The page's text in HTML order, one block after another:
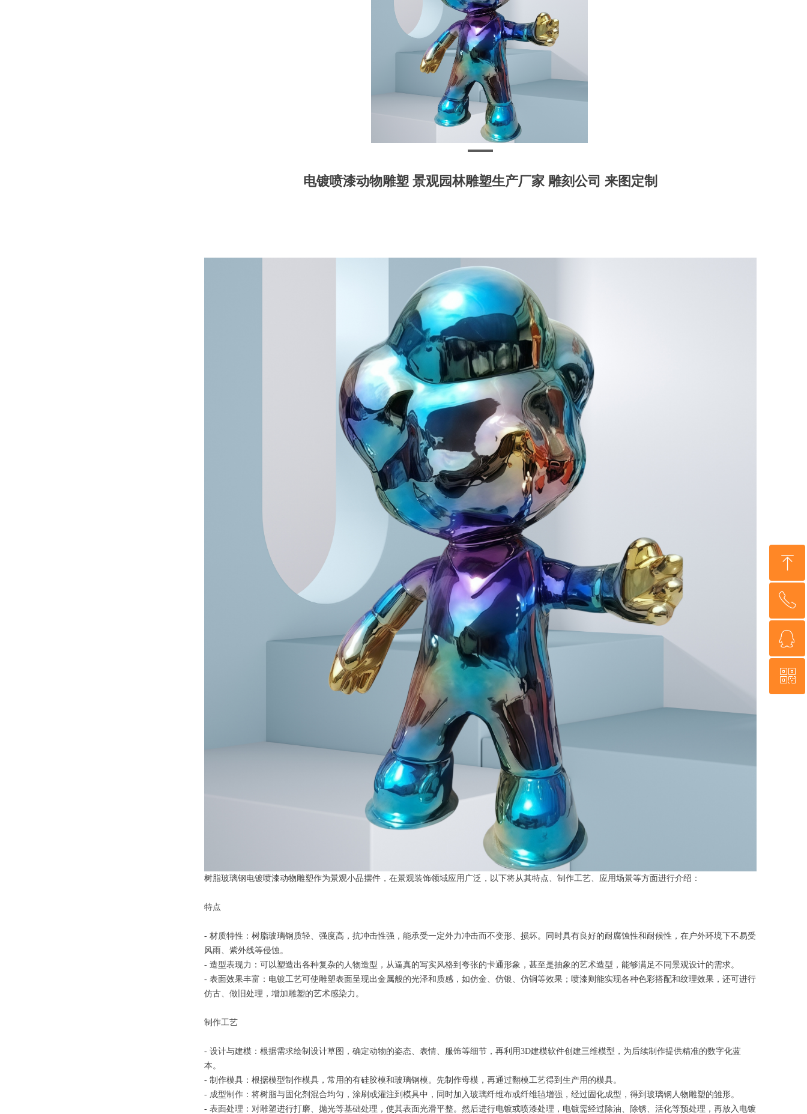
电镀喷漆动物雕塑 景观园林雕塑生产厂家 雕刻公司 来图定制
树脂玻璃钢电镀喷漆动物雕塑作为景观小品摆件，在景观装饰领域应用广泛，以下将从其特点、制作工艺、应用场景等方面进行介绍：
特点
- 材质特性：树脂玻璃钢质轻、强度高，抗冲击性强，能承受一定外力冲击而不变形、损坏。同时具有良好的耐腐蚀性和耐候性，在户外环境下不易受
风雨、紫外线等侵蚀。
- 造型表现力：可以塑造出各种复杂的人物造型，从逼真的写实风格到夸张的卡通形象，甚至是抽象的艺术造型，能够满足不同景观设计的需求。
- 表面效果丰富：电镀工艺可使雕塑表面呈现出金属般的光泽和质感，如仿金、仿银、仿铜等效果；喷漆则能实现各种色彩搭配和纹理效果，还可进行
仿古、做旧处理，增加雕塑的艺术感染力。
制作工艺
- 设计与建模：根据需求绘制设计草图，确定动物的姿态、表情、服饰等细节，再利用3D建模软件创建三维模型，为后续制作提供精准的数字化蓝
本。
- 制作模具：根据模型制作模具，常用的有硅胶模和玻璃钢模。先制作母模，再通过翻模工艺得到生产用的模具。
- 成型制作：将树脂与固化剂混合均匀，涂刷或灌注到模具中，同时加入玻璃纤维布或纤维毡增强，经过固化成型，得到玻璃钢人物雕塑的雏形。
- 表面处理：对雕塑进行打磨、抛光等基础处理，使其表面光滑平整。然后进行电镀或喷漆处理，电镀需经过除油、除锈、活化等预处理，再放入电镀
ꁸ
回到顶部
ꂅ
ꁗ
QQ客服
ꀥ